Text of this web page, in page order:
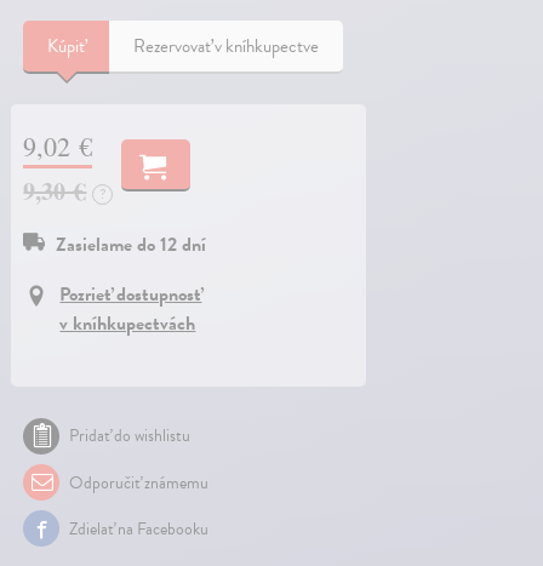
Kúpiť Rezervovať v kníhkupectve
9,02 €
9,30 €
?
Zasielame do 12 dní
Pozrieť dostupnosť
v kníhkupectvách
Pridať do wishlistu
Odporučiť známemu
Zdielať na Facebooku